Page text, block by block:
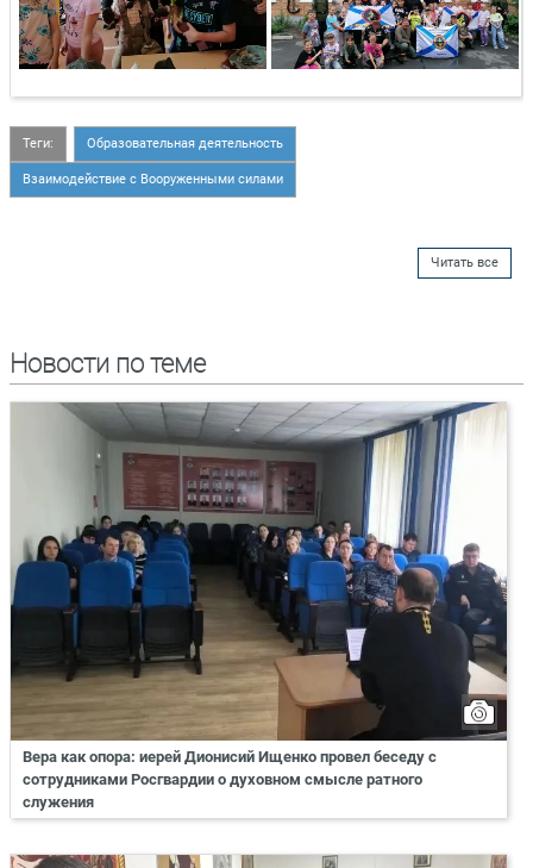
Теги: Образовательная деятельность
Взаимодействие с Вооруженными силами
Читать все
Новости по теме
Вера как опора: иерей Дионисий Ищенко провел беседу с
сотрудниками Росгвардии о духовном смысле ратного
служения